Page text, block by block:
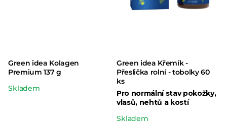
Green idea Kolagen
Premium 137 g
Průměrné
Skladem
Green idea Křemík -
Přeslička rolní - tobolky 60
ks
Pro normální stav pokožky,
vlasů, nehtů a kostí
Průměrné
Skladem